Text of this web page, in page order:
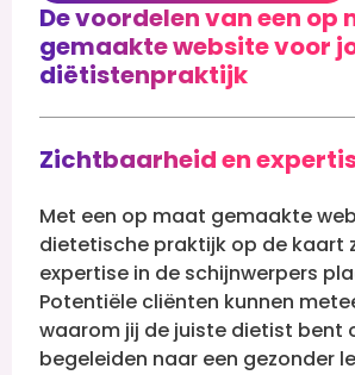
De voordelen van een op
gemaakte website voor
diëtistenpraktijk
Zichtbaarheid en
Met een op maat gemaakte
dietetische praktijk op de kaart
expertise in de schijnwerpers
Potentiële cliënten kunnen
waarom jij de juiste dietist bent
begeleiden naar een gezonder